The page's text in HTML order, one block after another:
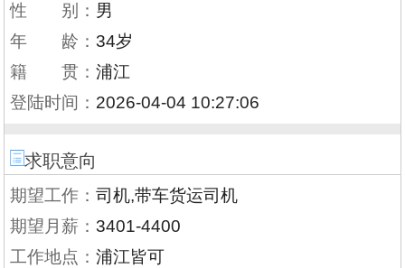
性 别： 男
年 龄：34岁
籍 贯：浦江
登陆时间： 2026-04-04 10:27:06
求职意向
期望工作：司机,带车货运司机
期望月薪：3401-4400
工作地点：浦江皆可